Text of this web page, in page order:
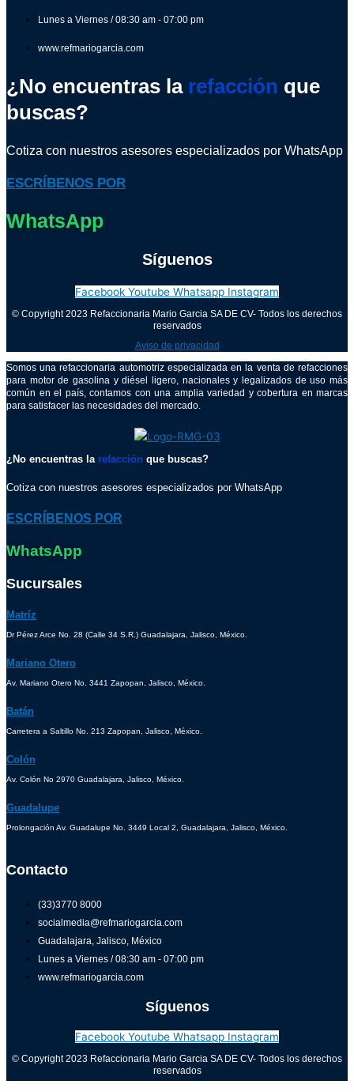
Lunes a Viernes / 08:30 am - 07:00 pm
www.refmariogarcia.com
¿No encuentras la refacción que
buscas?
Cotiza con nuestros asesores especializados por WhatsApp
ESCRÍBENOS POR
WhatsApp
Síguenos
Facebook Youtube Whatsapp Instagram
© Copyright 2023 Refaccionaria Mario Garcia SA DE CV- Todos los derechos
reservados
Aviso de privacidad
Somos una refaccionaria automotriz especializada en la venta de refacciones
para motor de gasolina y diésel ligero, nacionales y legalizados de uso más
común en el país, contamos con una amplia variedad y cobertura en marcas
para satisfacer las necesidades del mercado.
¿No encuentras la refacción que buscas?
Cotiza con nuestros asesores especializados por WhatsApp
ESCRÍBENOS POR
WhatsApp
Sucursales
Matríz
Dr Pérez Arce No. 28 (Calle 34 S.R.) Guadalajara, Jalisco, México.
Mariano Otero
Av. Mariano Otero No. 3441 Zapopan, Jalisco, México.
Batán
Carretera a Saltillo No. 213 Zapopan, Jalisco, México.
Colón
Av. Colón No 2970 Guadalajara, Jalisco, México.
Guadalupe
Prolongación Av. Guadalupe No. 3449 Local 2, Guadalajara, Jalisco, México.
Contacto
(33)3770 8000
socialmedia@refmariogarcia.com
Guadalajara, Jalisco, México
Lunes a Viernes / 08:30 am - 07:00 pm
www.refmariogarcia.com
Síguenos
Facebook Youtube Whatsapp Instagram
© Copyright 2023 Refaccionaria Mario Garcia SA DE CV- Todos los derechos
reservados